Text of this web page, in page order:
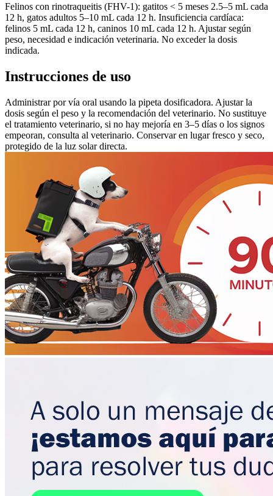
Felinos con rinotraqueitis (FHV-1): gatitos < 5 meses 2.5–5 mL cada
12 h, gatos adultos 5–10 mL cada 12 h. Insuficiencia cardíaca:
felinos 5 mL cada 12 h, caninos 10 mL cada 12 h. Ajustar según
peso, necesidad e indicación veterinaria. No exceder la dosis
indicada.
Instrucciones de uso
Administrar por vía oral usando la pipeta dosificadora. Ajustar la
dosis según el peso y la recomendación del veterinario. No sustituye
el tratamiento veterinario, si no hay mejoría en 3–5 días o los signos
empeoran, consulta al veterinario. Conservar en lugar fresco y seco,
protegido de la luz solar directa.